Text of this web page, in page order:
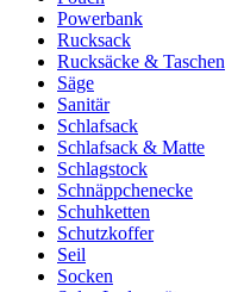
Powerbank
Rucksack
Rucksäcke & Taschen
Säge
Sanitär
Schlafsack
Schlafsack & Matte
Schlagstock
Schnäppchenecke
Schuhketten
Schutzkoffer
Seil
Socken